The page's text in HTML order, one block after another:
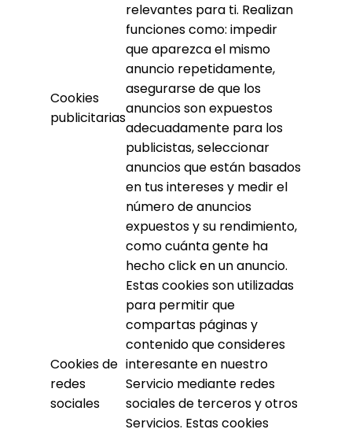
Cookies
publicitarias
relevantes para ti. Realizan
funciones como: impedir
que aparezca el mismo
anuncio repetidamente,
asegurarse de que los
anuncios son expuestos
adecuadamente para los
publicistas, seleccionar
anuncios que están basados
en tus intereses y medir el
número de anuncios
expuestos y su rendimiento,
como cuánta gente ha
hecho click en un anuncio.
Cookies de
redes
sociales
Estas cookies son utilizadas
para permitir que
compartas páginas y
contenido que consideres
interesante en nuestro
Servicio mediante redes
sociales de terceros y otros
Servicios. Estas cookies